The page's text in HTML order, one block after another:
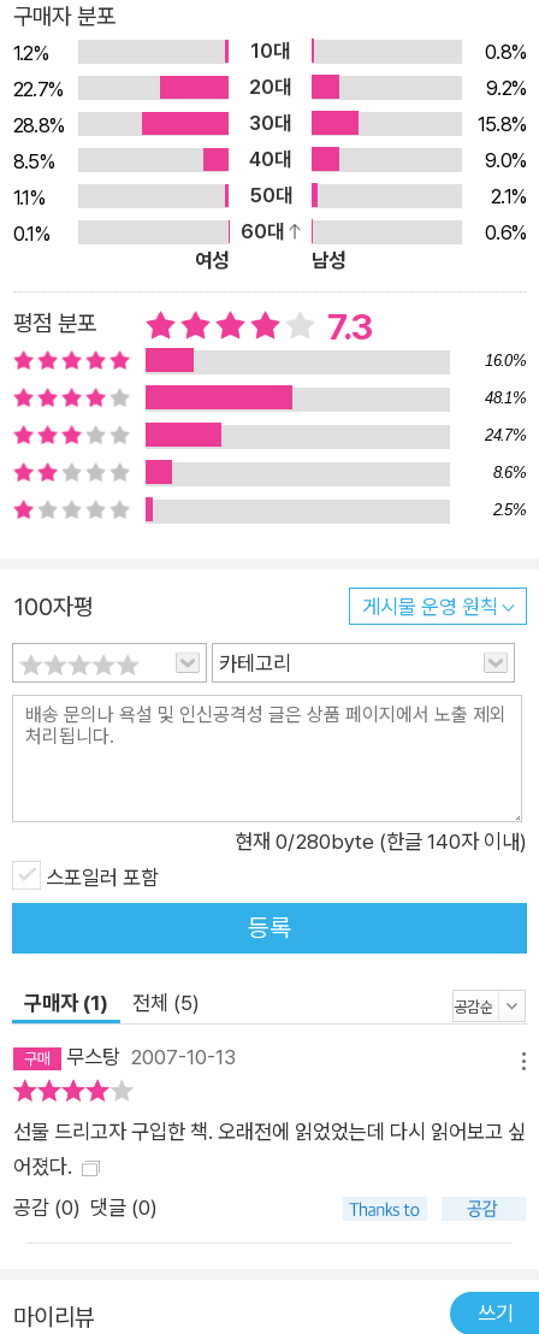
구매자 분포
1.2% 10대
0.8%
22.7%
20대
9.2%
28.8%
30대
15.8%
8.5%
40대
9.0%
1.1%
50대
2.1%
0.1%
60대
0.6%
여성
남성
평점 분포 7.3
16.0%
48.1%
24.7%
8.6%
2.5%
100자평 게시물 운영 원칙
카테고리
현재 0/280byte (한글 140자 이내)
스포일러 포함
등록
구매자 (1) 전체 (5)
무스탕 2007-10-13
선물 드리고자 구입한 책. 오래전에 읽었었는데 다시 읽어보고 싶
어졌다.
공감 (0) 댓글 (0)
마이리뷰 쓰기